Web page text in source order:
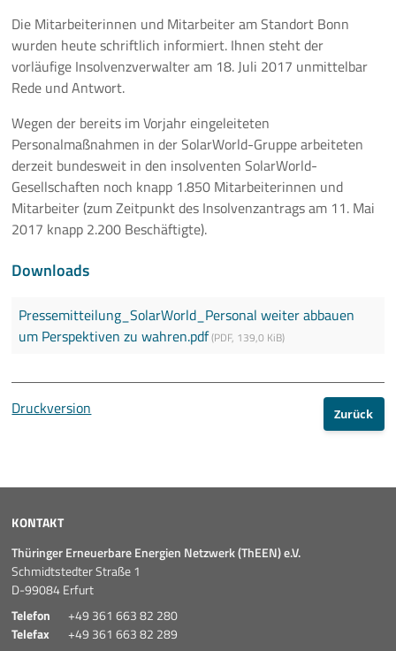
Die Mitarbeiterinnen und Mitarbeiter am Standort Bonn
wurden heute schriftlich informiert. Ihnen steht der
vorläufige Insolvenzverwalter am 18. Juli 2017 unmittelbar
Rede und Antwort.
Wegen der bereits im Vorjahr eingeleiteten
Personalmaßnahmen in der SolarWorld-Gruppe arbeiteten
derzeit bundesweit in den insolventen SolarWorld-
Gesellschaften noch knapp 1.850 Mitarbeiterinnen und
Mitarbeiter (zum Zeitpunkt des Insolvenzantrags am 11. Mai
2017 knapp 2.200 Beschäftigte).
Downloads
Pressemitteilung_SolarWorld_Personal weiter abbauen
um Perspektiven zu wahren.pdf(PDF, 139,0 KiB)
Druckversion Zurück
KONTAKT
Thüringer Erneuerbare Energien Netzwerk (ThEEN) e.V.
Schmidtstedter Straße 1
D-99084 Erfurt
Telefon
+49 361 663 82 280
Telefax
+49 361 663 82 289